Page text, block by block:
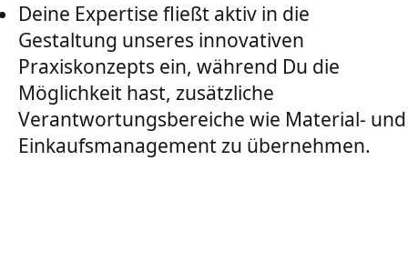
Deine Expertise fließt aktiv in die
Gestaltung unseres innovativen
Praxiskonzepts ein, während Du die
Möglichkeit hast, zusätzliche
Verantwortungsbereiche wie Material- und
Einkaufsmanagement zu übernehmen.